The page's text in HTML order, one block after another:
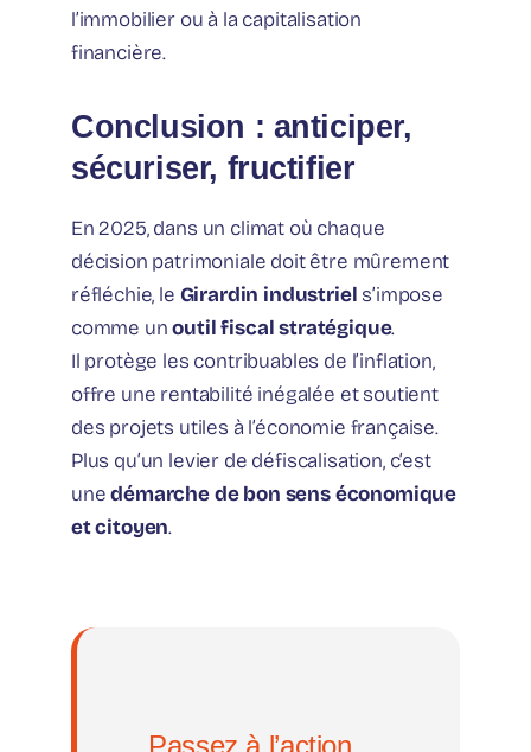
l’immobilier ou à la capitalisation
financière.
Conclusion : anticiper,
sécuriser, fructifier
En 2025, dans un climat où chaque
décision patrimoniale doit être mûrement
réfléchie, le Girardin industriel s’impose
comme unoutil fiscal stratégique.
Il protège les contribuables de l’inflation,
offre une rentabilité inégalée et soutient
des projets utiles à l’économie française.
Plus qu’un levier de défiscalisation, c’est
unedémarche de bon sens économique
et citoyen.
Passez à l’action